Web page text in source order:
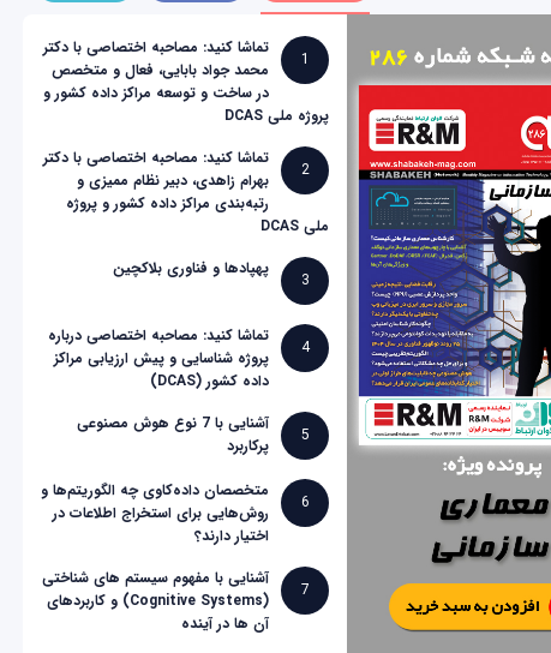
1
تماشا کنید: مصاحبه اختصاصی با دکتر
محمد جواد بابایی، فعال و متخصص
در ساخت و توسعه مراکز داده کشور و
پروژه ملی DCAS
2
تماشا کنید: مصاحبه اختصاصی با دکتر
بهرام زاهدی، دبیر نظام ممیزی و
رتبه‌بندی مراکز داده کشور و پروژه
ملی DCAS
3
پهپادها و فناوری بلاکچین
4
تماشا کنید: مصاحبه اختصاصی درباره
پروژه شناسایی و پیش ارزیابی مراکز
داده کشور (DCAS)
5
آشنایی با 7 نوع هوش مصنوعی
پرکاربرد
6
متخصصان داده‌کاوی چه الگوریتم‌ها و
روش‌هایی برای استخراج اطلاعات در
اختیار دارند؟
7
آشنایی با مفهوم سیستم های شناختی
(Cognitive Systems) و کاربردهای
آن ها در آینده